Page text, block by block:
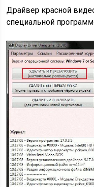
Драйвер красной
специальной